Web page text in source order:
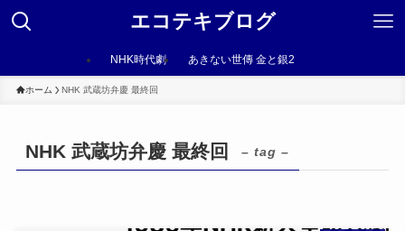
エコテキブログ
NHK時代劇 あきない世傳 金と銀2
ホーム NHK 武蔵坊弁慶 最終回
NHK 武蔵坊弁慶 最終回 – tag –